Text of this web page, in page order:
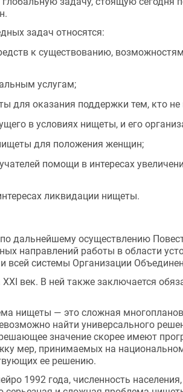
задач относятся:
к существованию,
услугам;
для оказания поддержки тем, кто
в условиях нищеты, и его
для положения женщин;
помощи в интересах
ликвидации нищеты.
дальнейшему осуществлению
направлений работы в области
всей системы Организации
век. В ней также заключается
нищеты — это сложная
найти универсального
значение скорее имеют
мер, принимаемых на
ее решению.
1992 года, численность